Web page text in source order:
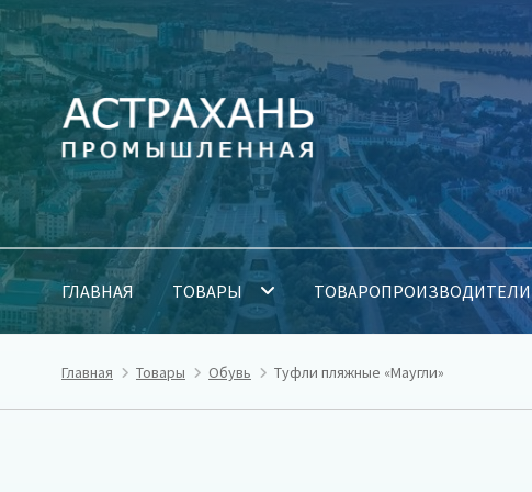
Перейти
к
навигации
Перейти
к
содержимому
ГЛАВНАЯ ТОВАРЫ ТОВАРОПРОИЗВОДИТЕЛИ
Главная Товары Обувь Туфли пляжные «Маугли»